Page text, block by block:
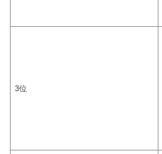
3位